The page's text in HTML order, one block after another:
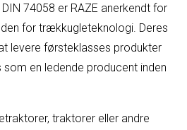
74058 er RAZE anerkendt for
for trækkugleteknologi. Deres
levere førsteklasses produkter
som en ledende producent inden
traktorer eller andre